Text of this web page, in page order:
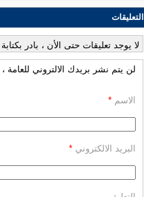
التعليقات
لا يوجد تعليقات حتى الأن ، بادر
لن يتم نشر بريدك الالتروني للعامة
الاسم *
البريد الالكتروني *